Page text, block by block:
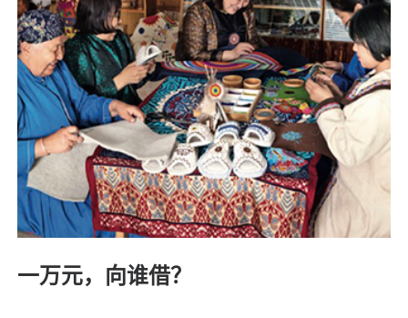
一万元，向谁借？